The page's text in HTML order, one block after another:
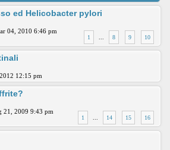
ed Helicobacter pylori
1 ... 8 9 10
04, 2010 6:46 pm
12:15 pm
1 ... 14 15 16
21, 2009 9:43 pm